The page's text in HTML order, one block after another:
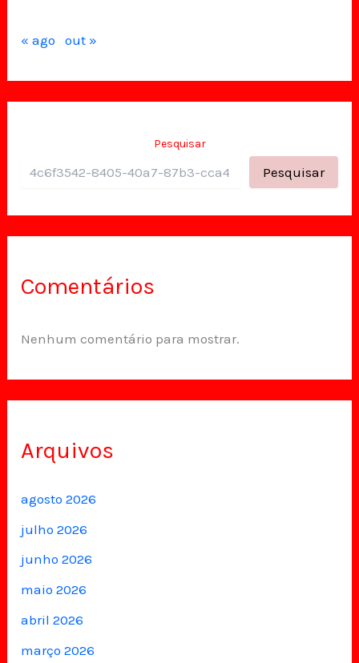
« ago out »
Pesquisar
Pesquisar
Comentários
Nenhum comentário para mostrar.
Arquivos
agosto 2026
julho 2026
junho 2026
maio 2026
abril 2026
março 2026